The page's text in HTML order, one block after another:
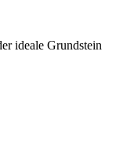
ideale Grundstein